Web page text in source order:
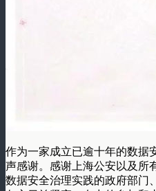
作为一家成立已逾十年的数据
声感谢。感谢上海公安以及所
数据安全治理实践的政府部门